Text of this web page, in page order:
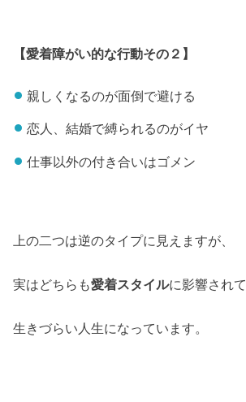
【愛着障がい的な行動その２】
親しくなるのが面倒で避ける
恋人、結婚で縛られるのがイヤ
仕事以外の付き合いはゴメン
上の二つは逆のタイプに見えますが、
実はどちらも愛着スタイルに影響されて
生きづらい人生になっています。